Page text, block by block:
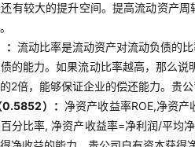
有较大的提升空间。提高流动资产
：流动比率是流动资产对流动负债的
的能力。如果流动比率越高，那么
2倍，能够保证企业的偿还能力。贵
）： 净资产收益率ROE,净资
分比率, 净资产收益率=净利润/平均